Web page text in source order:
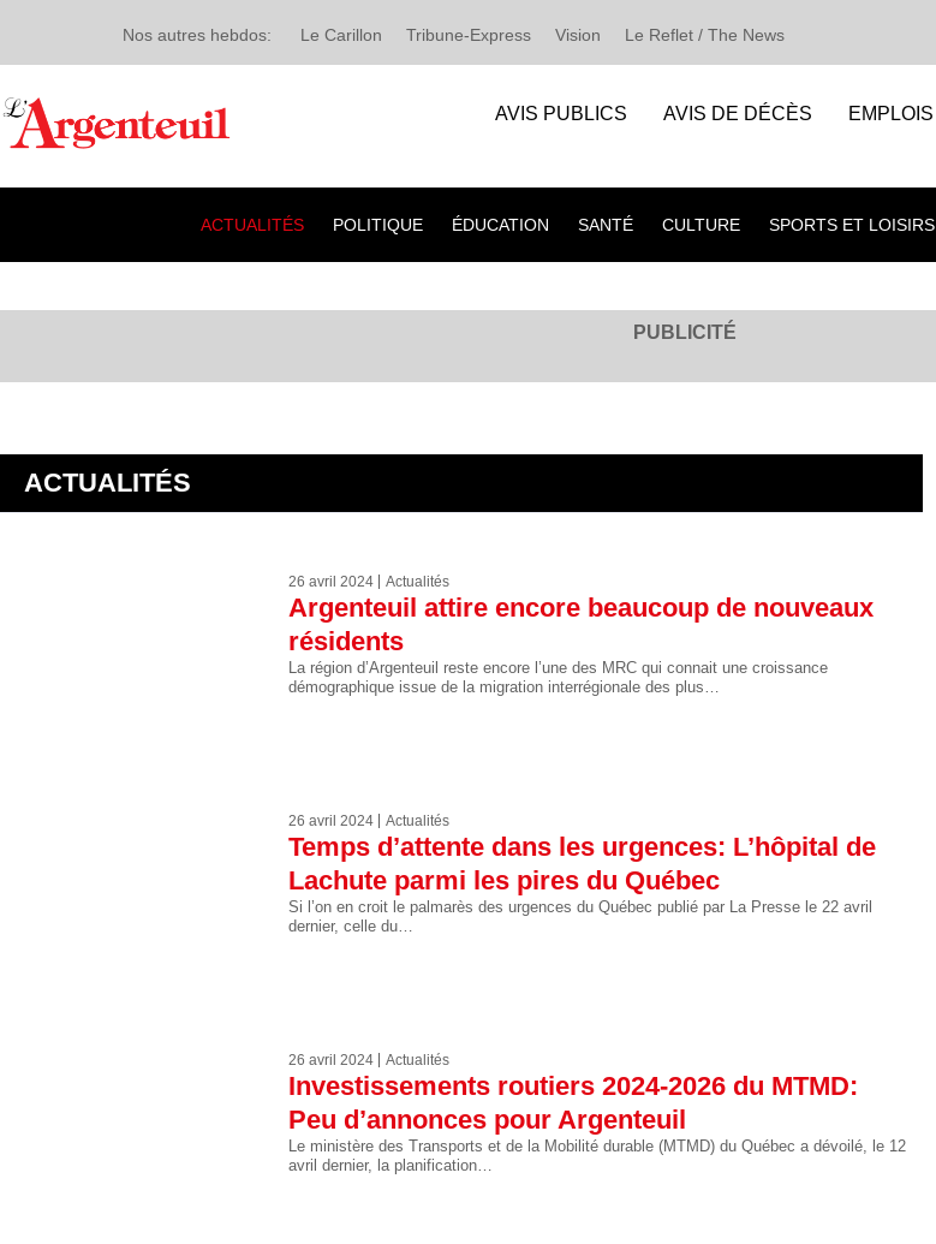
Nos autres hebdos: Le Carillon Tribune-Express Vision Le Reflet / The News
AVIS PUBLICS AVIS DE DÉCÈS EMPLOIS
ACTUALITÉS POLITIQUE ÉDUCATION SANTÉ CULTURE SPORTS ET LOISIRS
PUBLICITÉ
ACTUALITÉS
26 avril 2024 Actualités
Argenteuil attire encore beaucoup de nouveaux
résidents
La région d’Argenteuil reste encore l’une des MRC qui connait une croissance
démographique issue de la migration interrégionale des plus…
26 avril 2024 Actualités
Temps d’attente dans les urgences: L’hôpital de
Lachute parmi les pires du Québec
Si l’on en croit le palmarès des urgences du Québec publié par La Presse le 22 avril
dernier, celle du…
26 avril 2024 Actualités
Investissements routiers 2024-2026 du MTMD:
Peu d’annonces pour Argenteuil
Le ministère des Transports et de la Mobilité durable (MTMD) du Québec a dévoilé, le 12
avril dernier, la planification…